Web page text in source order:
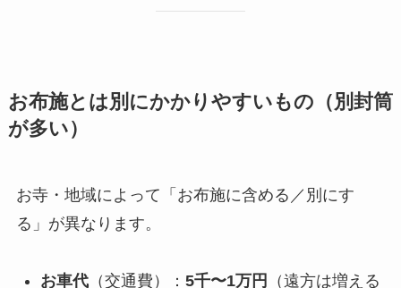
お布施とは別にかかりやすいもの（別封筒
が多い）
お寺・地域によって「お布施に含める／別にす
る」が異なります。
お車代（交通費）： 5千〜1万円 （遠方は増える